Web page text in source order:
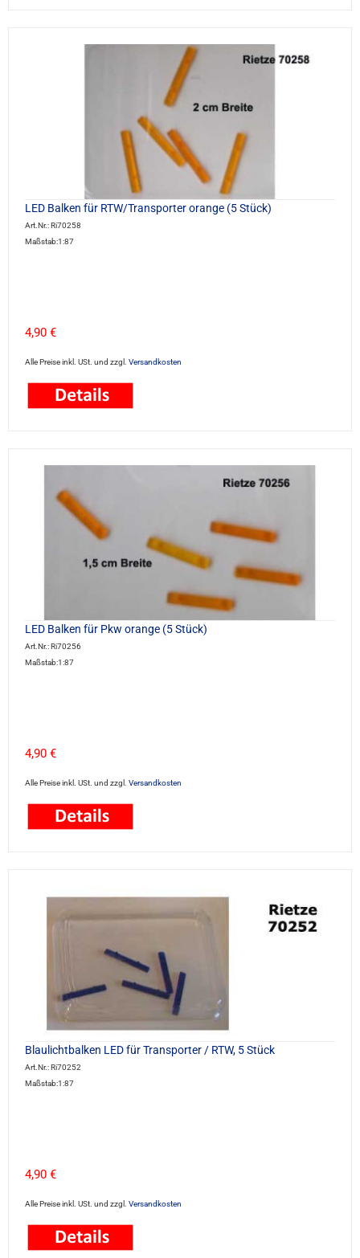
LED Balken für RTW/Transporter orange (5 Stück)
Art.Nr.: Ri70258
Maßstab:1:87
4,90 €
Alle Preise inkl. USt. und zzgl. Versandkosten
LED Balken für Pkw orange (5 Stück)
Art.Nr.: Ri70256
Maßstab:1:87
4,90 €
Alle Preise inkl. USt. und zzgl. Versandkosten
Blaulichtbalken LED für Transporter / RTW, 5 Stück
Art.Nr.: Ri70252
Maßstab:1:87
4,90 €
Alle Preise inkl. USt. und zzgl. Versandkosten